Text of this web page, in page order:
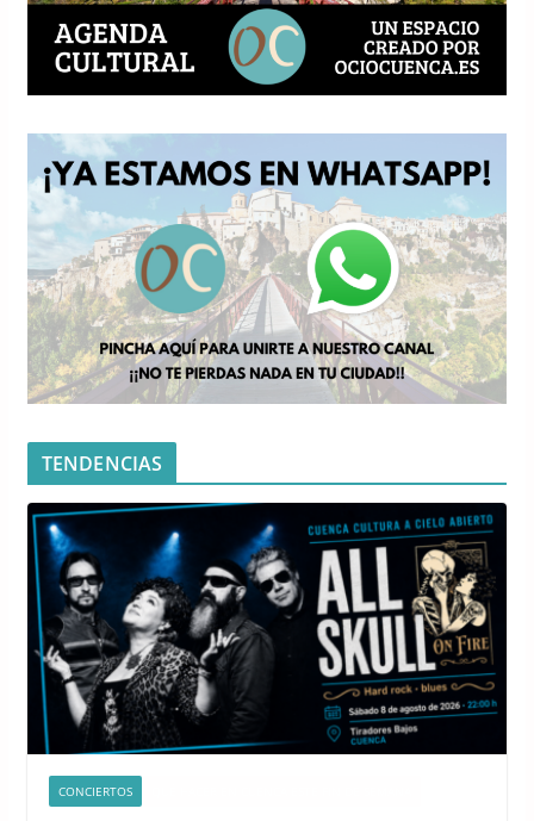
TENDENCIAS
CONCIERTOS